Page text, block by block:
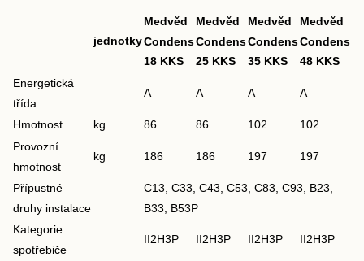
jednotky
Medvěd
Condens
18 KKS
Medvěd
Condens
25 KKS
Medvěd
Condens
35 KKS
Medvěd
Condens
48 KKS
Energetická
třída
A A A A
Hmotnost kg 86 86 102
102
Provozní
hmotnost
kg 186 186 197 197
Přípustné
druhy instalace
C13, C33, C43, C53, C83, C93, B23,
B33, B53P
Kategorie
spotřebiče
II2H3P II2H3P II2H3P II2H3P